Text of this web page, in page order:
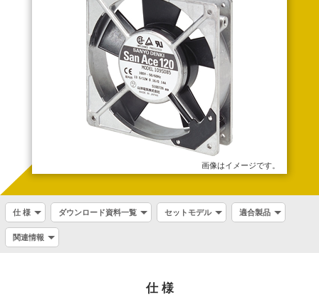
画像はイメージです。
仕 様 ダウンロード資料一覧 セットモデル 適合製品
関連情報
仕 様